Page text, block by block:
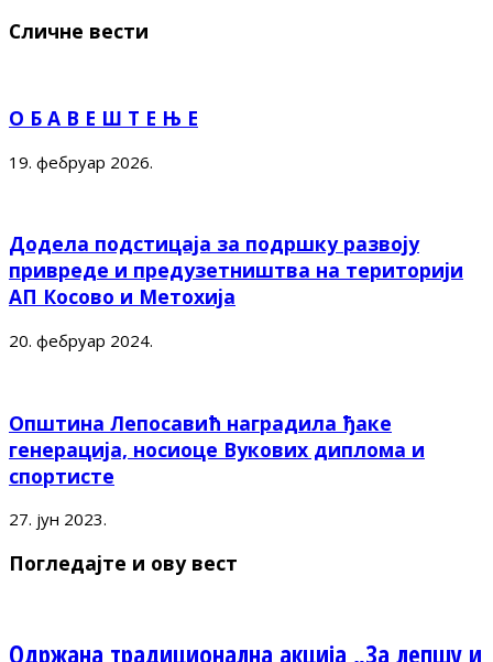
Сличне вести
О Б А В Е Ш Т Е Њ Е
19. фебруар 2026.
Додела подстицаја за подршку развоју
привреде и предузетништва на територији
АП Косово и Метохија
20. фебруар 2024.
Општина Лепосавић наградила ђаке
генерација, носиоце Вукових диплома и
спортисте
27. јун 2023.
Погледајте и ову вест
Одржана традиционална акција „За лепшу и